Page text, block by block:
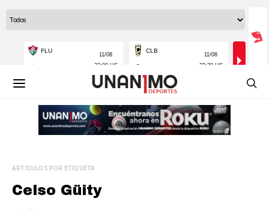
ARTÍCULOS POR ETIQUETA
Celso Güity